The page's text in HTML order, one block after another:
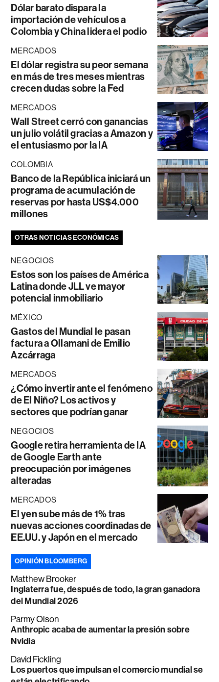
Dólar barato dispara la
importación de vehículos a
Colombia y China lidera el podio
MERCADOS
El dólar registra su peor semana
en más de tres meses mientras
crecen dudas sobre la Fed
MERCADOS
Wall Street cerró con ganancias
un julio volátil gracias a Amazon y
el entusiasmo por la IA
COLOMBIA
Banco de la República iniciará un
programa de acumulación de
reservas por hasta US$4.000
millones
OTRAS NOTICIAS ECONÓMICAS
NEGOCIOS
Estos son los países de América
Latina donde JLL ve mayor
potencial inmobiliario
MÉXICO
Gastos del Mundial le pasan
factura a Ollamani de Emilio
Azcárraga
MERCADOS
¿Cómo invertir ante el fenómeno
de El Niño? Los activos y
sectores que podrían ganar
NEGOCIOS
Google retira herramienta de IA
de Google Earth ante
preocupación por imágenes
alteradas
MERCADOS
El yen sube más de 1% tras
nuevas acciones coordinadas de
EE.UU. y Japón en el mercado
OPINIÓN BLOOMBERG
Matthew Brooker
Inglaterra fue, después de todo, la gran ganadora
del Mundial 2026
Parmy Olson
Anthropic acaba de aumentar la presión sobre
Nvidia
David Fickling
Los puertos que impulsan el comercio mundial se